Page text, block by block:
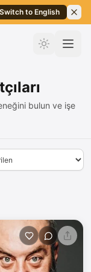
Switch to English
bulun ve işe